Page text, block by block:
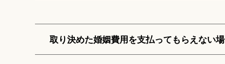
取り決めた婚姻費用を支払ってもらえない